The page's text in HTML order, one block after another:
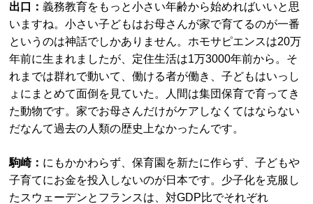
出口：義務教育をもっと小さい年齢から始めればいいと思
いますね。小さい子どもはお母さんが家で育てるのが一番
というのは神話でしかありません。ホモサピエンスは20万
年前に生まれましたが、定住生活は1万3000年前から。そ
れまでは群れで動いて、働ける者が働き、子どもはいっし
ょにまとめて面倒を見ていた。人間は集団保育で育ってき
た動物です。家でお母さんだけがケアしなくてはならない
だなんて過去の人類の歴史上なかったんです。
駒崎： にもかかわらず、保育園を新たに作らず、子どもや
子育てにお金を投入しないのが日本です。少子化を克服し
たスウェーデンとフランスは、対GDP比でそれぞれ